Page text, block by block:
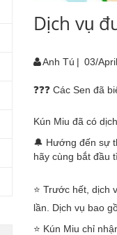
Dịch vụ
Anh Tú | 03/
❓❓❓ Các Sen đã
Kún Miu đã có
🔔 Hướng đến sự
hãy cùng bắt đầu
⭐ Trước hết, dịch
lần. Dịch vụ bao
⭐ Kún Miu chỉ